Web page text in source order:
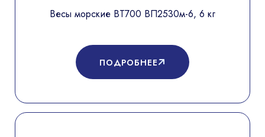
Весы морские ВТ700 ВП2530м-6, 6 кг
ПОДРОБНЕЕ